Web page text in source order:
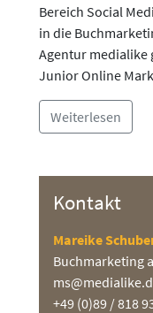
Bereich Social
in die
Agentur medialike
Junior Online
Weiterlesen
Kontakt
Mareike
Buchmarketing
+49 (0)89 / 818